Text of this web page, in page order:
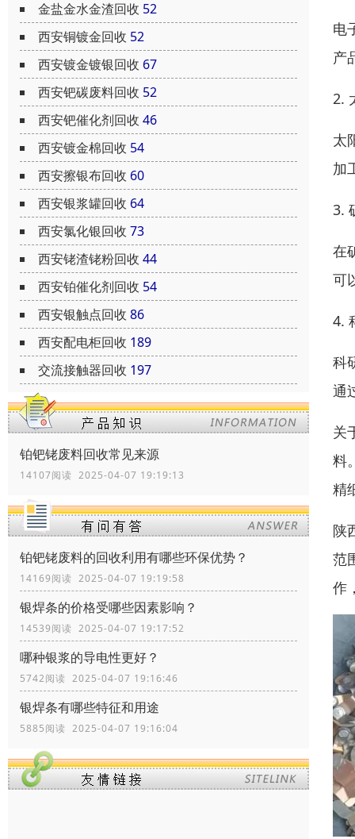
金盐金水金渣回收 52
西安铜镀金回收 52
西安镀金镀银回收 67
西安钯碳废料回收 52
西安钯催化剂回收 46
西安镀金棉回收 54
西安擦银布回收 60
西安银浆罐回收 64
西安氯化银回收 73
西安铑渣铑粉回收 44
西安铂催化剂回收 54
西安银触点回收 86
西安配电柜回收 189
交流接触器回收 197
铂钯铑废料回收常见来源
14107阅读 2025-04-07 19:19:13
铂钯铑废料的回收利用有哪些环保优势？
14169阅读 2025-04-07 19:19:58
银焊条的价格受哪些因素影响？
14539阅读 2025-04-07 19:17:52
哪种银浆的导电性更好？
5742阅读 2025-04-07 19:16:46
银焊条有哪些特征和用途
5885阅读 2025-04-07 19:16:04
电
产
2.
太
加
3.
在
可
4.
科
通
关
料
精
陕
范
作